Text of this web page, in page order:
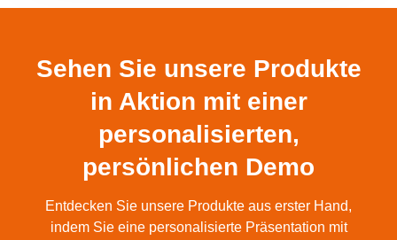
Sehen Sie unsere Produkte
in Aktion mit einer
personalisierten,
persönlichen Demo
Entdecken Sie unsere Produkte aus erster Hand,
indem Sie eine personalisierte Präsentation mit